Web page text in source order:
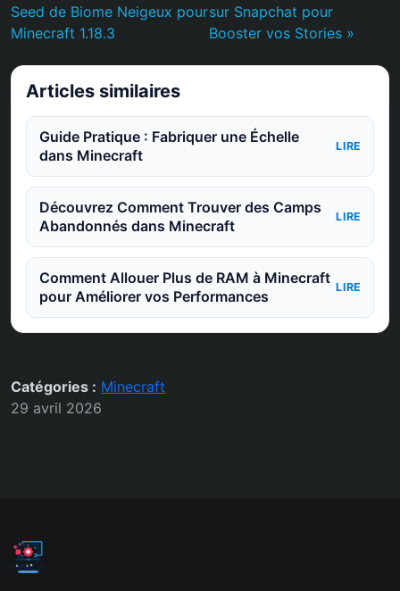
Seed de Biome Neigeux pour
Minecraft 1.18.3
sur Snapchat pour
Booster vos Stories »
Articles similaires
Guide Pratique : Fabriquer une Échelle
dans Minecraft
LIRE
Découvrez Comment Trouver des Camps
Abandonnés dans Minecraft
LIRE
Comment Allouer Plus de RAM à Minecraft
pour Améliorer vos Performances
LIRE
Catégories : Minecraft
29 avril 2026